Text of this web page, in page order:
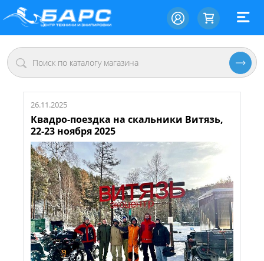
26.11.2025
Квадро-поездка на скальники Витязь,
22-23 ноября 2025